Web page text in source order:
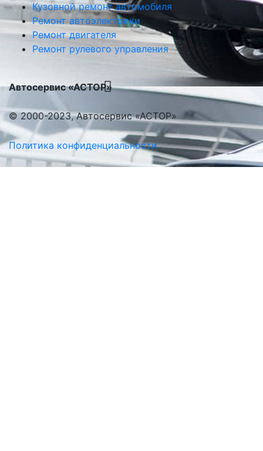
Кузовной ремонт автомобиля
Ремонт автоэлектрики
Ремонт двигателя
Ремонт рулевого управления
Автосервис «АСТОР»
© 2000-2023, Автосервис «АСТОР»
Политика конфиденциальности